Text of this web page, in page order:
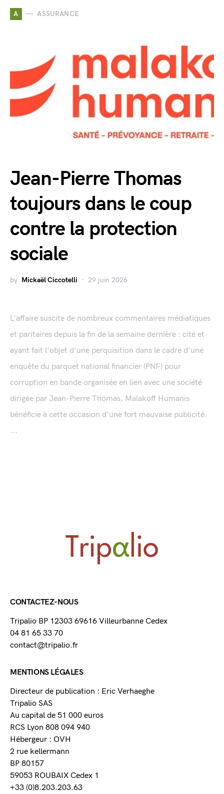
A ASSURANCE
Jean-Pierre Thomas
toujours dans le coup
contre la protection
sociale
by Mickaël Ciccotelli 29 juin 2026
L'affaire suscite de nombreux commentaires médiatiques
et paritaires depuis la fin de la semaine dernière : cité et
ayant fait l'objet d'une perquisition dans le cadre d'une
enquête du parquet national financier (PNF) pour
corruption en bande organisée en lien avec une société
dirigée par Jean-Pierre Thomas, Malakoff Humanis
bénéficie à cette occasion d'une fort mauvaise publicité.
...
CONTACTEZ-NOUS
Tripalio BP 12303 69616 Villeurbanne Cedex
04 81 65 33 70
contact@tripalio.fr
MENTIONS LÉGALES
Directeur de publication : Eric Verhaeghe
Tripalio SAS
Au capital de 51 000 euros
RCS Lyon 808 094 940
Hébergeur : OVH
2 rue kellermann
BP 80157
59053 ROUBAIX Cedex 1
+33 (0)8.203.203.63